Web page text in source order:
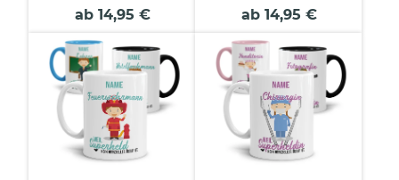
Name
ab 14,95 €
Champagner - mit
ab 14,95 €